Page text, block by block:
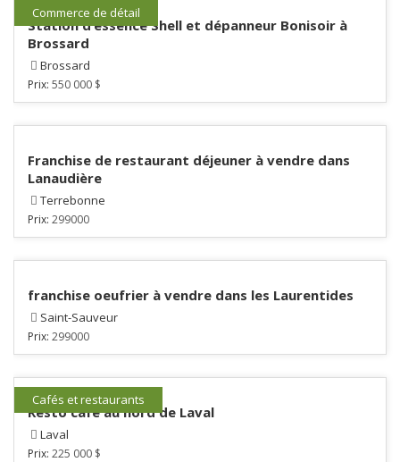
Commerce de détail
Station d’essence Shell et dépanneur Bonisoir à
Brossard
Brossard
Prix: 550 000 $
Franchise de restaurant déjeuner à vendre dans
Lanaudière
Terrebonne
Prix: 299000
franchise oeufrier à vendre dans les Laurentides
Saint-Sauveur
Prix: 299000
Cafés et restaurants
Resto café au nord de Laval
Laval
Prix: 225 000 $